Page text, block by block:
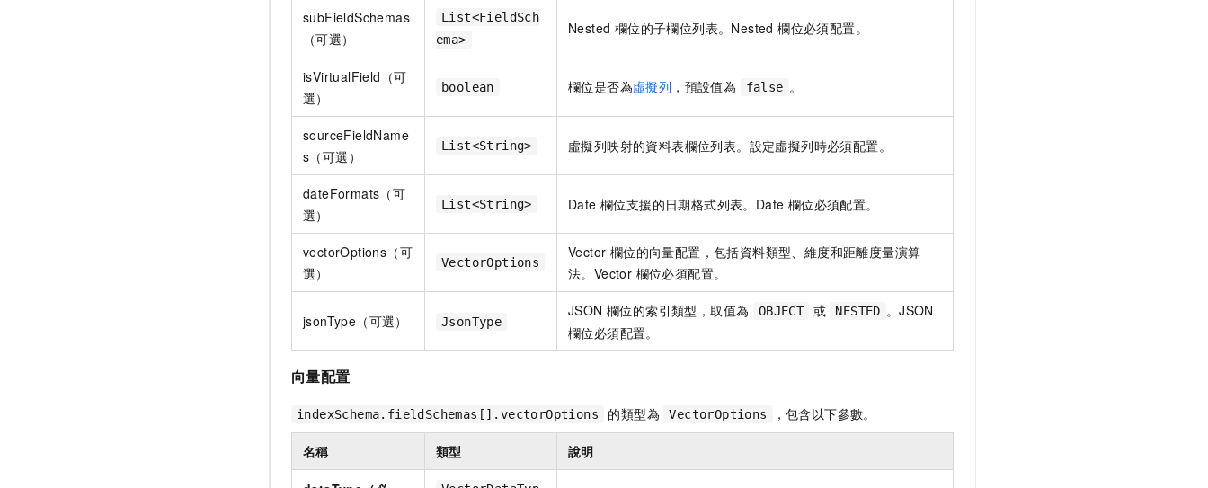
subFieldSchemas
（可選）
List<FieldSch
ema>
Nested 欄位的子欄位列表。Nested 欄位必須配置。
isVirtualField（可
選）
boolean 欄位是否為虛擬列 ，預設值為 false 。
sourceFieldName
s（可選）
List<String> 虛擬列映射的資料表欄位列表。設定虛擬列時必須配置。
dateFormats（可
選）
List<String> Date 欄位支援的日期格式列表。Date 欄位必須配置。
vectorOptions（可
選）
VectorOptions
Vector 欄位的向量配置，包括資料類型、維度和距離度量演算
法。Vector 欄位必須配置。
jsonType（可選） JsonType
JSON 欄位的索引類型，取值為 OBJECT 或 NESTED 。JSON
欄位必須配置。
向量配置
indexSchema.fieldSchemas[].vectorOptions 的類型為 VectorOptions ，包含以下參數。
名稱 類型 說明